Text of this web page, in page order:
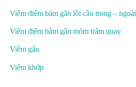
Viêm điểm bám gân lồi cầu trong – ngoài
Viêm điểm bám gân mỏm trâm quay
Viêm gân
Viêm khớp